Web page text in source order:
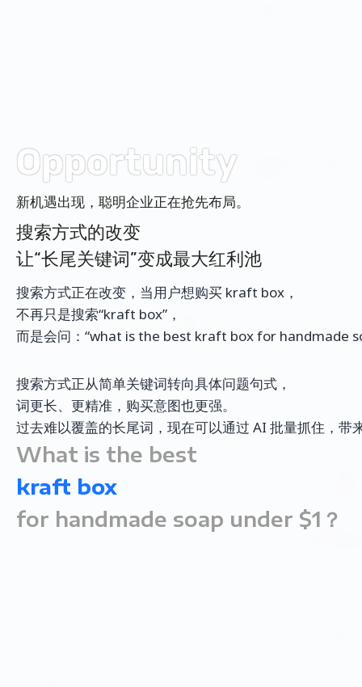
Opportunity
新机遇出现，聪明企业正在抢先布局。
搜索方式的改变
让“长尾关键词”变成最大红利池
搜索方式正在改变，当用户想购买 kraft box，
不再只是搜索“kraft box”，
而是会问：“what is the best kraft box for handmade
搜索方式正从简单关键词转向具体问题句式，
词更长、更精准，购买意图也更强。
过去难以覆盖的长尾词，现在可以通过 AI 批量抓住，带
What is the best
kra
for handmade soap under $1？